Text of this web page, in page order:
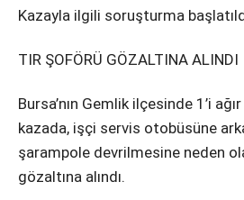
Kazayla ilgili soruşturma
TIR ŞOFÖRÜ GÖZALTINA ALINDI
Bursa’nın Gemlik ilçesinde 1’i
kazada, işçi servis otobüsüne
şarampole devrilmesine neden
gözaltına alındı.